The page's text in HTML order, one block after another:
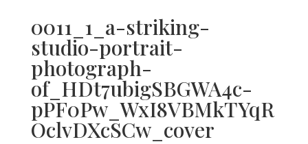
0011_1_a-striking-
studio-portrait-
photograph-
of_HDt7ubigSBGWA4c-
pPF0Pw_WxI8VBMkTYqR
OclvDXcSCw_cover